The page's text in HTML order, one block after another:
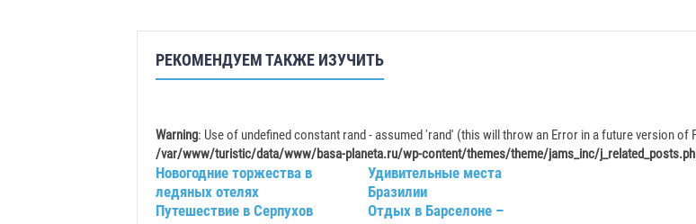
РЕКОМЕНДУЕМ ТАКЖЕ ИЗУЧИТЬ
Warning: Use of undefined constant rand - assumed 'rand' (this will throw an Error in a future version of
/var/www/turistic/data/www/basa-planeta.ru/wp-content/themes/theme/jams_inc/
Новогодние торжества в
ледяных отелях
Удивительные места
Бразилии
Путешествие в Серпухов
Отдых в Барселоне –